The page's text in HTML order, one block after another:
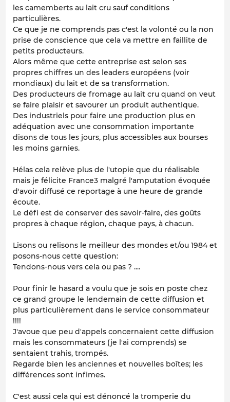
les camemberts au lait cru sauf conditions
particulières.
Ce que je ne comprends pas c'est la volonté ou la non
prise de conscience que cela va mettre en faillite de
petits producteurs.
Alors même que cette entreprise est selon ses
propres chiffres un des leaders européens (voir
mondiaux) du lait et de sa transformation.
Des producteurs de fromage au lait cru quand on veut
se faire plaisir et savourer un produit authentique.
Des industriels pour faire une production plus en
adéquation avec une consommation importante
disons de tous les jours, plus accessibles aux bourses
les moins garnies.
Hélas cela relève plus de l'utopie que du réalisable
mais je félicite France3 malgré l'amputation évoquée
d'avoir diffusé ce reportage à une heure de grande
écoute.
Le défi est de conserver des savoir-faire, des goûts
propres à chaque région, chaque pays, à chacun.
Lisons ou relisons le meilleur des mondes et/ou 1984 et
posons-nous cette question:
Tendons-nous vers cela ou pas ? ....
Pour finir le hasard a voulu que je sois en poste chez
ce grand groupe le lendemain de cette diffusion et
plus particulièrement dans le service consommateur
!!!!
J'avoue que peu d'appels concernaient cette diffusion
mais les consommateurs (je l'ai comprends) se
sentaient trahis, trompés.
Regarde bien les anciennes et nouvelles boîtes; les
différences sont infimes.
C'est aussi cela qui est dénoncé la tromperie du